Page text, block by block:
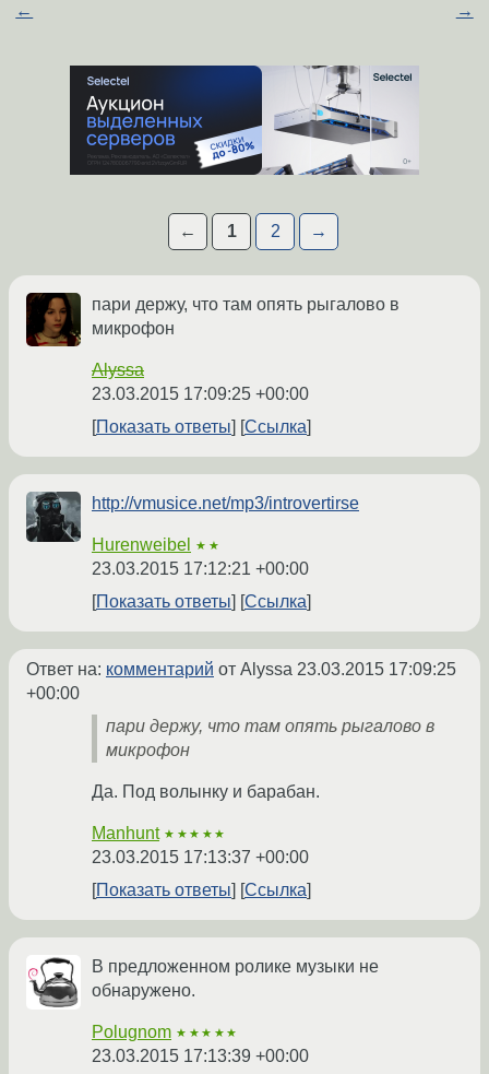
← →
← 1 2 →
пари держу, что там опять рыгалово в
микрофон
Alyssa
23.03.2015 17:09:25 +00:00
Показать ответы
Ссылка
http://vmusice.net/mp3/introvertirse
Hurenweibel ★★
23.03.2015 17:12:21 +00:00
Показать ответы
Ссылка
Ответ на: комментарий от Alyssa 23.03.2015 17:09:25
+00:00
пари держу, что там опять рыгалово в
микрофон
Да. Под волынку и барабан.
Manhunt ★★★★★
23.03.2015 17:13:37 +00:00
Показать ответы
Ссылка
В предложенном ролике музыки не
обнаружено.
Polugnom ★★★★★
23.03.2015 17:13:39 +00:00